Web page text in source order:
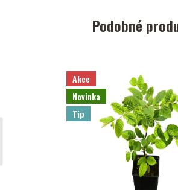
Podobné
Akce
Novinka
Tip